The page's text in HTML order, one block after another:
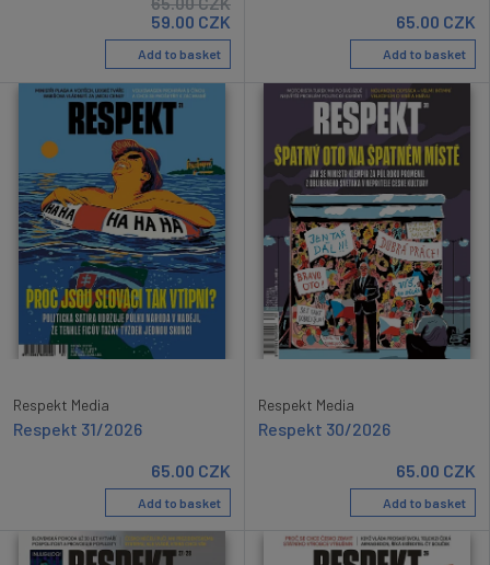
59.00 CZK
Add to basket
65.00 CZK
Add to basket
Respekt Media
Respekt 31/2026
65.00 CZK
Add to basket
Respekt Media
Respekt 30/2026
65.00 CZK
Add to basket